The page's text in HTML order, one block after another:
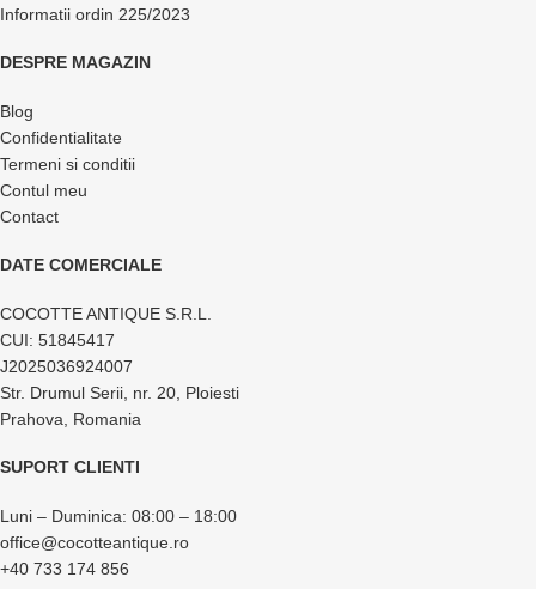
Informatii ordin 225/2023
DESPRE MAGAZIN
Blog
Confidentialitate
Termeni si conditii
Contul meu
Contact
DATE COMERCIALE
COCOTTE ANTIQUE S.R.L.
CUI: 51845417
J2025036924007
Str. Drumul Serii, nr. 20, Ploiesti
Prahova, Romania
SUPORT CLIENTI
Luni – Duminica: 08:00 – 18:00
office@cocotteantique.ro
+40 733 174 856